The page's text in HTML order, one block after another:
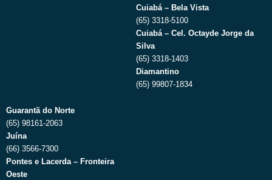
Cuiabá – Bela Vista
(65) 3318-5100
Cuiabá – Cel. Octayde Jorge da
Silva
(65) 3318-1403
Diamantino
(65) 99807-1834
Guarantã do Norte
(65) 98161-2063
Juína
(66) 3566-7300
Pontes e Lacerda – Fronteira
Oeste